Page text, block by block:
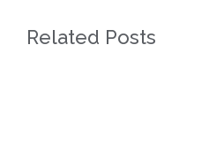
Related Posts